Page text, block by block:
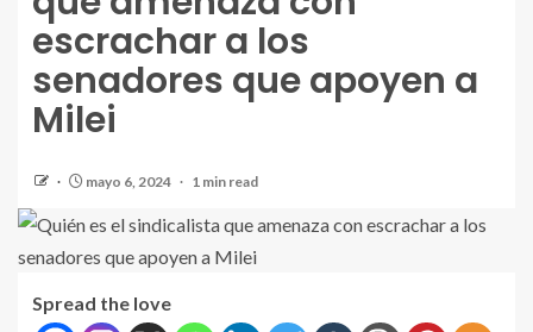
escrachar a los
senadores que apoyen a
Milei
mayo 6, 2024 1 min read
Spread the love